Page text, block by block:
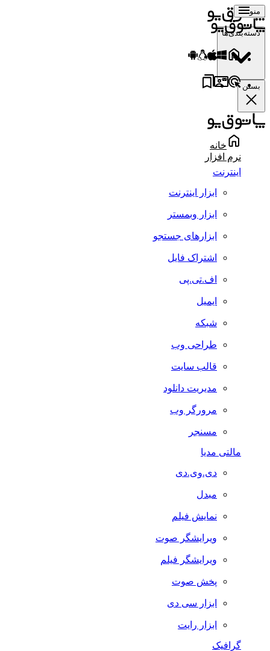
منو
دسته‌بندی‌ها
بستن
خانه
نرم افزار
اینترنت
ابزار اینترنت
ابزار وبمستر
ابزارهای جستجو
اشتراک فایل
اف.تی.پی
ایمیل
شبکه
طراحی وب
قالب سایت
مدیریت دانلود
مرورگر وب
مسنجر
مالتی مدیا
دی.وی.دی
مبدل
نمایش فیلم
ویرایشگر صوت
ویرایشگر فیلم
پخش صوت
ابزار سی دی
ابزار رایت
گرافیک